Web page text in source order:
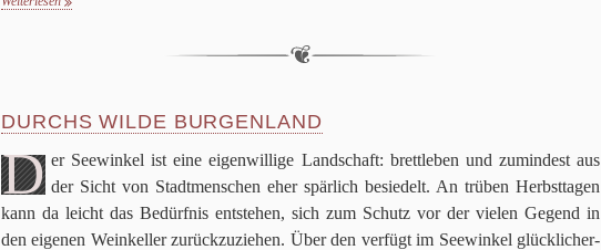
DURCHS WILDE BURGENLAND
D er See­win­kel ist eine eigen­wil­lige Land­schaft: brett­le­ben und zumin­dest aus
der Sicht von Stadt­men­schen eher spär­lich besie­delt. An trü­ben Herbst­ta­gen
kann da leicht das Bedürf­nis ent­ste­hen, sich zum Schutz vor der vie­len Gegend in
den eige­nen Wein­kel­ler zurück­zu­zie­hen. Über den ver­fügt im See­win­kel glück­li­cher­